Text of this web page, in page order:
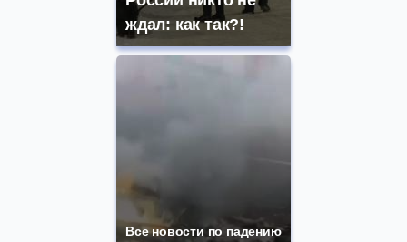
ждал: как так?!
Все новости по падению